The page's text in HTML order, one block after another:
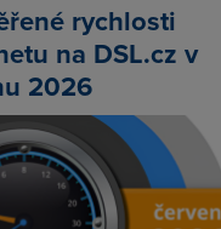
rychlosti
na DSL.cz v
2026